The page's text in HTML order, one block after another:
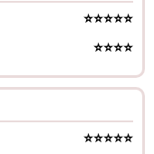
⭐⭐⭐⭐⭐
⭐⭐⭐⭐
⭐⭐⭐⭐⭐